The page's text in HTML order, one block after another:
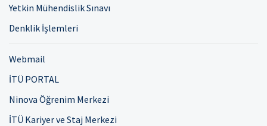
Yetkin Mühendislik Sınavı
Denklik İşlemleri
Webmail
İTÜ PORTAL
Ninova Öğrenim Merkezi
İTÜ Kariyer ve Staj Merkezi